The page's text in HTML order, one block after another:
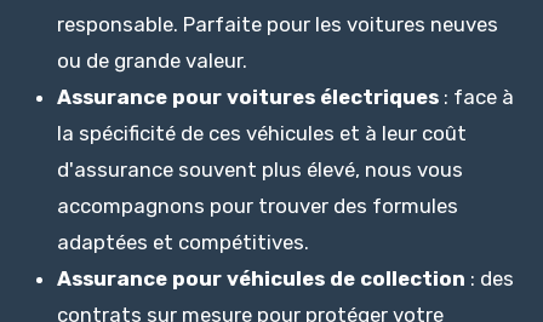
responsable. Parfaite pour les voitures neuves
ou de grande valeur.
Assurance pour voitures électriques : face à
la spécificité de ces véhicules et à leur coût
d'assurance souvent plus élevé, nous vous
accompagnons pour trouver des formules
adaptées et compétitives.
Assurance pour véhicules de collection : des
contrats sur mesure pour protéger votre